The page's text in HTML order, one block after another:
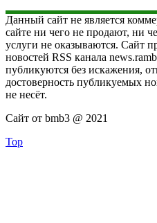
Данный сайт не является
сайте ни чего не продают, ни
услуги не оказываются. Сайт
новостей RSS канала
публикуются без искажения,
достоверность публикуемых
не несёт.
Сайт от bmb3 @ 2021
Top